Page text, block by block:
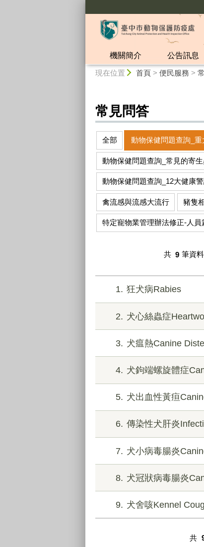
機關簡介 公告訊息
現在位置 首頁> 便民服務 >
常見問答
全部 動物保健問題查詢_重
動物保健問題查詢_常見的寄
動物保健問題查詢_12大健康
禽流感與流感大流行 豬隻
特定寵物業管理辦法修正-人員
共 9 筆資
1 狂犬病Rabies
2 犬心絲蟲症
3 犬瘟熱Canine
4 犬鉤端螺旋體症
5 犬出血性黃疸
6 傳染性犬肝炎
7 犬小病毒腸炎
8 犬冠狀病毒腸炎
9 犬舍咳Kennel
共